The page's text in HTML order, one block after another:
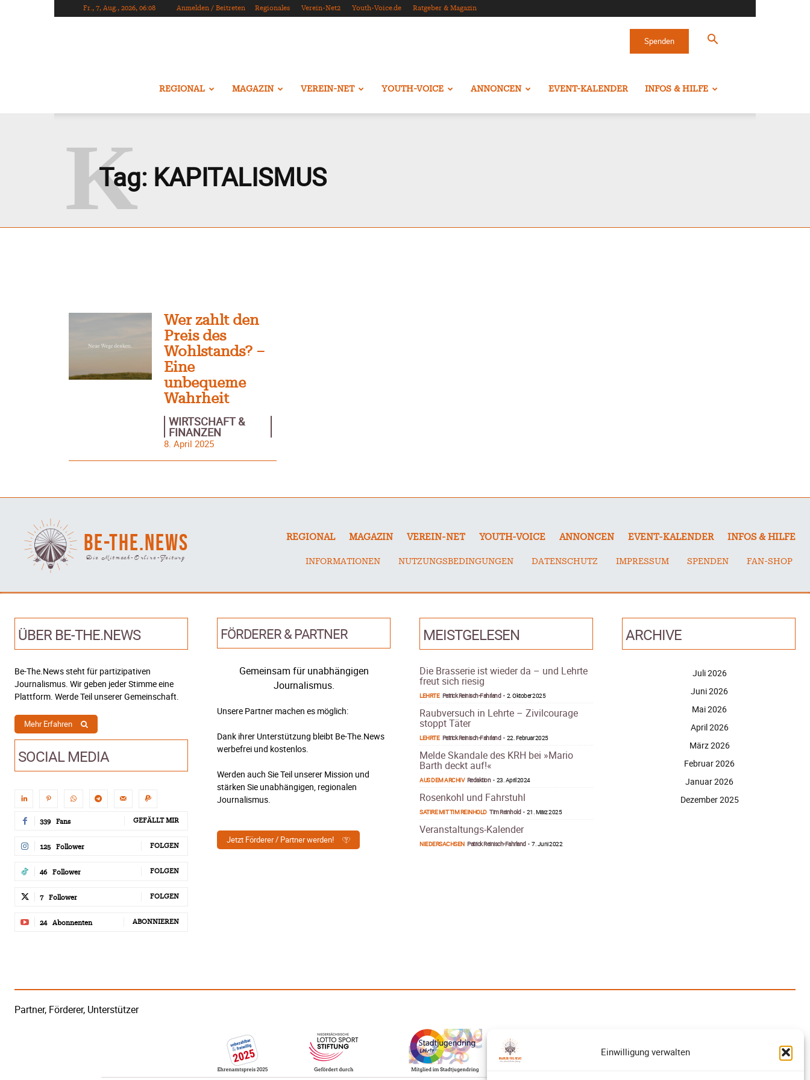
Einwilligung verwalten
Fr., 7, Aug., 2026, 06:08 Anmelden / Beitreten Regionales Verein-Net2 Youth-Voice.de Ratgeber & Magazin
Spenden
REGIONAL MAGAZIN VEREIN-NET YOUTH-VOICE ANNONCEN EVENT-KALENDER INFOS & HILFE
Tag: KAPITALISMUS
K
Wer zahlt den
Preis des
Wohlstands? –
Eine
unbequeme
Wahrheit
WIRTSCHAFT &
FINANZEN
8. April 2025
BE-THE.NEWS
Die Mitmach-Online-Zeitung
REGIONAL MAGAZIN VEREIN-NET YOUTH-VOICE ANNONCEN EVENT-KALENDER INFOS & HILFE
INFORMATIONEN NUTZUNGSBEDINGUNGEN DATENSCHUTZ IMPRESSUM SPENDEN FAN-SHOP
ÜBER BE-THE.NEWS
Be-The.News steht für partizipativen
Journalismus. Wir geben jeder Stimme eine
Plattform. Werde Teil unserer Gemeinschaft.
Mehr Erfahren
SOCIAL MEDIA
339 Fans GEFÄLLT MIR
125 Follower FOLGEN
46 Follower FOLGEN
7 Follower FOLGEN
24 Abonnenten ABONNIEREN
FÖRDERER & PARTNER
Gemeinsam für unabhängigen
Journalismus.
Unsere Partner machen es möglich:
Dank ihrer Unterstützung bleibt Be-The.News
werbefrei und kostenlos.
Werden auch Sie Teil unserer Mission und
stärken Sie unabhängigen, regionalen
Journalismus.
Jetzt Förderer / Partner werden!
MEISTGELESEN
Die Brasserie ist wieder da – und Lehrte
freut sich riesig
LEHRTE Patrick Reinisch-Fahrland - 2. Oktober 2025
Raubversuch in Lehrte – Zivilcourage
stoppt Täter
LEHRTE Patrick Reinisch-Fahrland - 22. Februar 2025
Melde Skandale des KRH bei »Mario
Barth deckt auf!«
AUS DEM ARCHIV Redaktion - 23. April 2024
Rosenkohl und Fahrstuhl
SATIRE MIT TIM REINHOLD Tim Reinhold - 21. März 2025
Veranstaltungs-Kalender
NIEDERSACHSEN Patrick Reinisch-Fahrland - 7. Juni 2022
ARCHIVE
Juli 2026
Juni 2026
Mai 2026
April 2026
März 2026
Februar 2026
Januar 2026
Dezember 2025
Partner, Förderer, Unterstützer